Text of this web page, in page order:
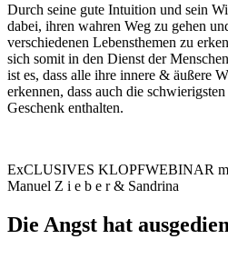
Durch seine gute Intuition und sein
dabei, ihren wahren Weg zu gehen
verschiedenen Lebensthemen zu
sich somit in den Dienst der
ist es, dass alle ihre innere & äußere
erkennen, dass auch die
Geschenk enthalten.
ExCLUSIVES KLOPFWEBINAR
Manuel Z i e b e r & Sandrina
Die Angst hat